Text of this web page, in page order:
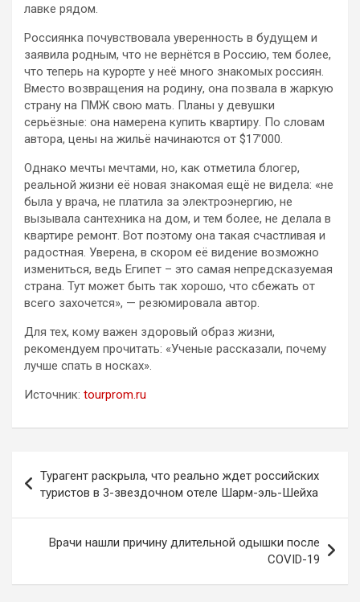
лавке рядом.
Россиянка почувствовала уверенность в будущем и
заявила родным, что не вернётся в Россию, тем более,
что теперь на курорте у неё много знакомых россиян.
Вместо возвращения на родину, она позвала в жаркую
страну на ПМЖ свою мать. Планы у девушки
серьёзные: она намерена купить квартиру. По словам
автора, цены на жильё начинаются от $17’000.
Однако мечты мечтами, но, как отметила блогер,
реальной жизни её новая знакомая ещё не видела: «не
была у врача, не платила за электроэнергию, не
вызывала сантехника на дом, и тем более, не делала в
квартире ремонт. Вот поэтому она такая счастливая и
радостная. Уверена, в скором её видение возможно
измениться, ведь Египет – это самая непредсказуемая
страна. Тут может быть так хорошо, что сбежать от
всего захочется», — резюмировала автор.
Для тех, кому важен здоровый образ жизни,
рекомендуем прочитать: «Ученые рассказали, почему
лучше спать в носках».
Источник: tourprom.ru
по
записям
Турагент раскрыла, что реально ждет российских
туристов в 3-звездочном отеле Шарм-эль-Шейха
Врачи нашли причину длительной одышки после
COVID-19